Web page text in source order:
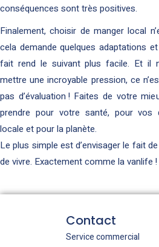
conséquences sont très positives.
Finalement, choisir de manger local
cela demande quelques adaptations
fait rend le suivant plus facile. Et il
mettre une incroyable pression, ce
pas d’évaluation ! Faites de votre
prendre pour votre santé, pour vos
locale et pour la planète.
Le plus simple est d’envisager le fait
de vivre. Exactement comme la vanlife !
Contact
Service commercial